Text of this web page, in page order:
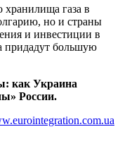
хранилища газа в
но и страны
и инвестиции в
придадут большую
как Украина
России.